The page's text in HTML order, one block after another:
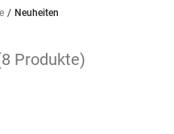
Neuheiten
8 Produkte)